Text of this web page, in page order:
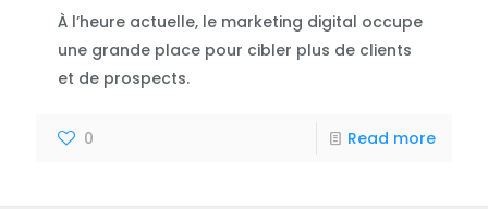
À l’heure actuelle, le marketing digital occupe
une grande place pour cibler plus de clients
et de prospects.
0 Read more